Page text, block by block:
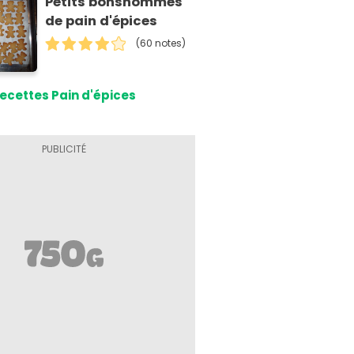
de pain d'épices
(60 notes)
Pain d'épices